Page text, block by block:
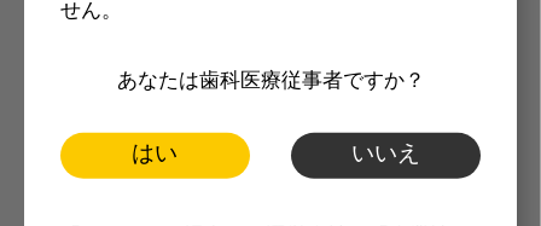
せん。
あなたは歯科医療従事者ですか？
はい いいえ